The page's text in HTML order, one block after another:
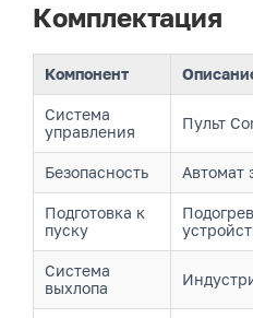
Комплектация
Компонент
Система
управления
Пульт
Безопасность Автомат
Подготовка к
пуску
Система
выхлопа